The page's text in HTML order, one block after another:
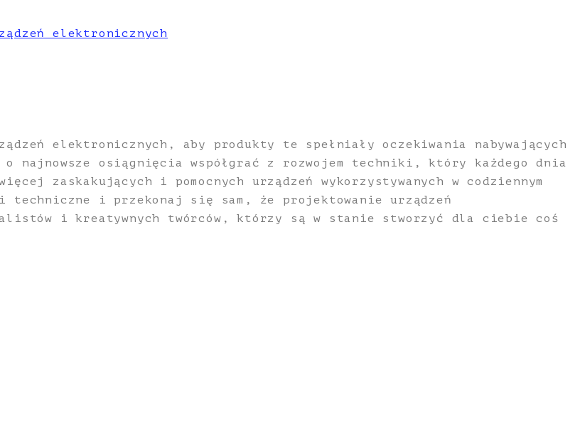
elektronicznych
elektronicznych, aby produkty te spełniały oczekiwania nabywających
o najnowsze osiągnięcia współgrać z rozwojem techniki, który każdego dnia
zaskakujących i pomocnych urządzeń wykorzystywanych w codziennym
techniczne i przekonaj się sam, że projektowanie urządzeń
i kreatywnych twórców, którzy są w stanie stworzyć dla ciebie coś